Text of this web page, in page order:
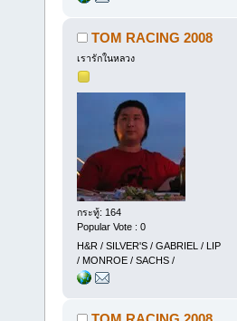
TOM RACING 2008
เรารักในหลวง
กระทู้: 164
Popular Vote : 0
H&R / SILVER'S / GABRIEL / LIP
/ MONROE / SACHS /